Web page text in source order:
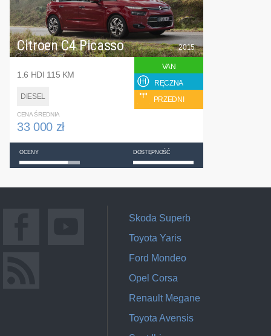
Citroen C4 Picasso
1.6 HDI 115 KM
DIESEL
2015
VAN
RĘCZNA
PRZEDNI
CENA ŚREDNIA
33 000 zł
OCENY DOSTĘPNOŚĆ
Skoda Superb
Toyota Yaris
Ford Mondeo
Opel Corsa
Renault Megane
Toyota Avensis